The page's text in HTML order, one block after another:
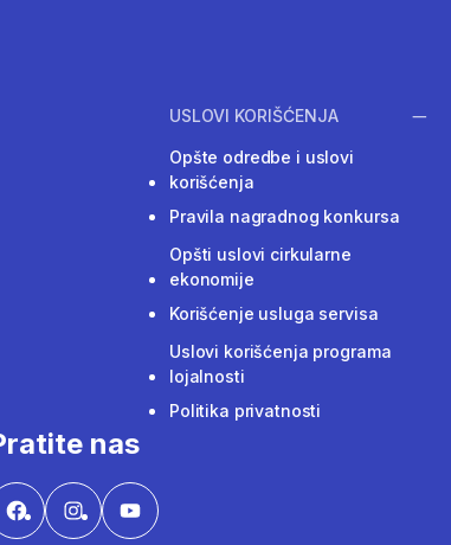
USLOVI KORIŠĆENJA
Opšte odredbe i uslovi
korišćenja
Pravila nagradnog konkursa
Opšti uslovi cirkularne
ekonomije
Korišćenje usluga servisa
Uslovi korišćenja programa
lojalnosti
Politika privatnosti
nas